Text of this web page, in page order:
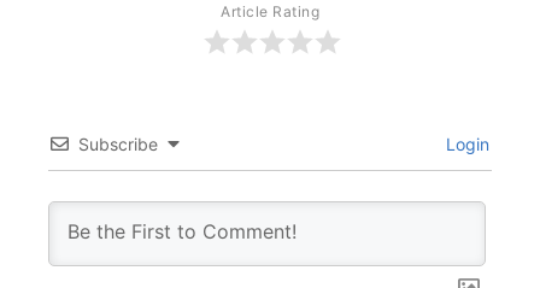
Article Rating
Subscribe Login